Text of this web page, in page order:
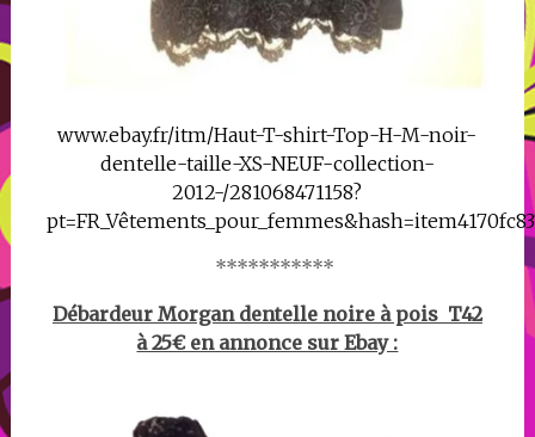
www.ebay.fr/itm/Haut-T-shirt-Top-H-M-noir-
dentelle-taille-XS-NEUF-collection-
2012-/281068471158?
***********
Débardeur Morgan dentelle noire à pois T42
à 25€ en annonce sur Ebay :